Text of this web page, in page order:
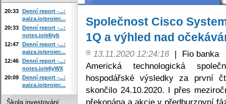
Společnost Cisco
1Q a výhled nad
13.11.2020 12:24:16 |
Fio banka
Americká technologická
hospodářské výsledky za první
skončilo 24.10.2020. I přes
20:33 Denní report -...:
paiza.io/projec...
20:33 Denní report -...:
notes.io/e6iyb
12:47 Denní report -...:
paiza.io/projec...
12:46 Denní report -...:
notes.io/e6yWX
20:09 Denní report -...:
paiza.io/projec...
Škola investování